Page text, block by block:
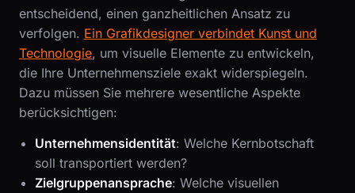
entscheidend, einen ganzheitlichen Ansatz zu
verfolgen. Ein Grafikdesigner verbindet Kunst und
Technologie, um visuelle Elemente zu entwickeln,
die Ihre Unternehmensziele exakt widerspiegeln.
Dazu müssen Sie mehrere wesentliche Aspekte
berücksichtigen:
Unternehmensidentität: Welche Kernbotschaft
soll transportiert werden?
Zielgruppenansprache: Welche visuellen